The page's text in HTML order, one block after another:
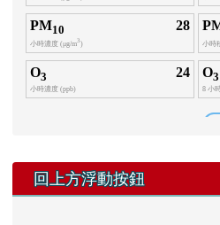
右邊區域內容
即時空品測站資訊看板